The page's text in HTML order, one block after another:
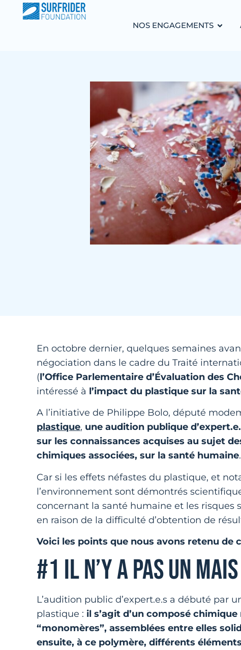
NOS ENGAGEMENTS
En octobre dernier, quelques semaines
négociation dans le cadre du Traité
(l’Office Parlementaire d’Évaluation des
intéressé à l’impact du plastique sur la
A l’initiative de Philippe Bolo, député
plastique, une audition publique
sur les connaissances acquises au sujet
chimiques associées, sur la santé humaine.
Car si les effets néfastes du plastique, et
l’environnement sont démontrés
concernant la santé humaine et les
en raison de la difficulté d’obtention de
Voici les points que nous avons retenu
#1 IL N’Y A PAS UN
L’audition public d’expert.e.s a débuté
plastique : il s’agit d’un composé
“monomères”, assemblées entre elles
ensuite, à ce polymère, différents